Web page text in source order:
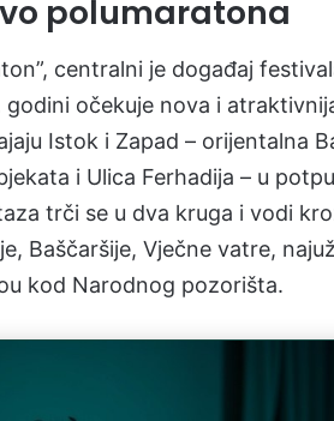
polumaratona
centralni je događaj
očekuje nova i
Istok i Zapad – orijentalna
i Ulica Ferhadija – u
trči se u dva kruga i vodi
Baščaršije, Vječne vatre,
kod Narodnog pozorišta.